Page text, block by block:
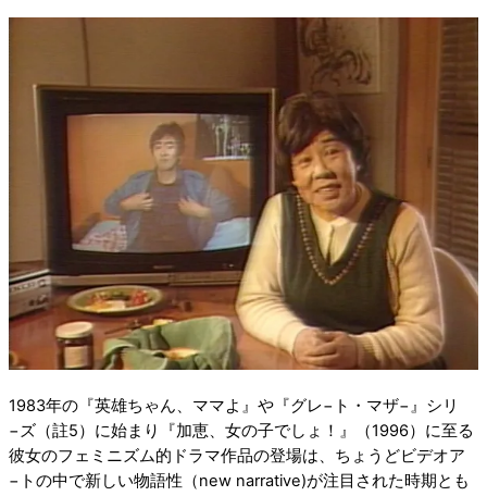
1983年の『英雄ちゃん、ママよ』や『グレ−ト・マザ−』シリ
−ズ（註5）に始まり『加恵、女の子でしょ！』（1996）に至る
彼女のフェミニズム的ドラマ作品の登場は、ちょうどビデオア
−トの中で新しい物語性（new narrative)が注目された時期とも